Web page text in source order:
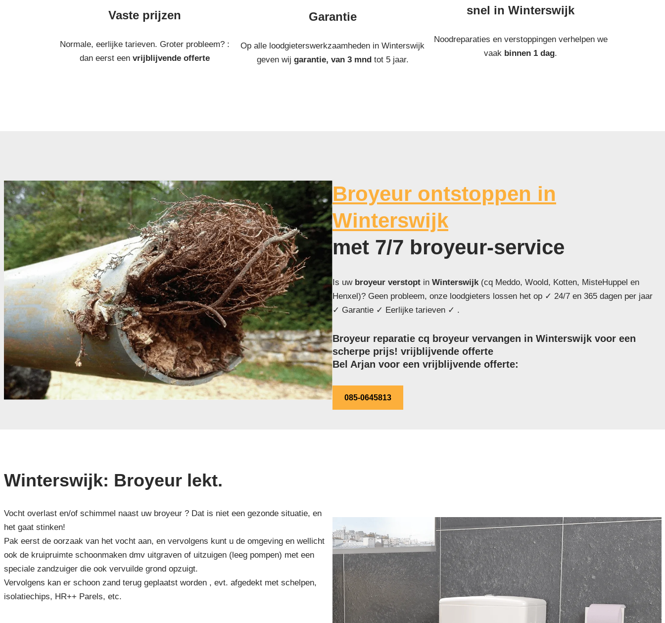
Vaste prijzen
Normale, eerlijke tarieven. Groter probleem? :
dan eerst een vrijblijvende offerte
Garantie
Op alle loodgieterswerkzaamheden in Winterswijk
geven wij garantie, van 3 mndtot 5 jaar.
snel in Winterswijk
Noodreparaties en verstoppingen verhelpen we
vaak binnen 1 dag.
Broyeur ontstoppen in
Winterswijk
met 7/7 broyeur-service
Is uwbroyeur verstopt in Winterswijk(cq Meddo, Woold, Kotten, MisteHuppel en
Henxel)? Geen probleem, onze loodgieters lossen het op ✓ 24/7 en 365 dagen per jaar
✓ Garantie ✓ Eerlijke tarieven ✓ .
Broyeur reparatie cq broyeur vervangen in Winterswijk voor een
scherpe prijs! vrijblijvende offerte
Bel Arjan voor een vrijblijvende offerte:
085-0645813
Winterswijk: Broyeur lekt.
Vocht overlast en/of schimmel naast uw broyeur ? Dat is niet een gezonde situatie, en
het gaat stinken!
Pak eerst de oorzaak van het vocht aan, en vervolgens kunt u de omgeving en wellicht
ook de kruipruimte schoonmaken dmv uitgraven of uitzuigen (leeg pompen) met een
speciale zandzuiger die ook vervuilde grond opzuigt.
Vervolgens kan er schoon zand terug geplaatst worden , evt. afgedekt met schelpen,
isolatiechips, HR++ Parels, etc.